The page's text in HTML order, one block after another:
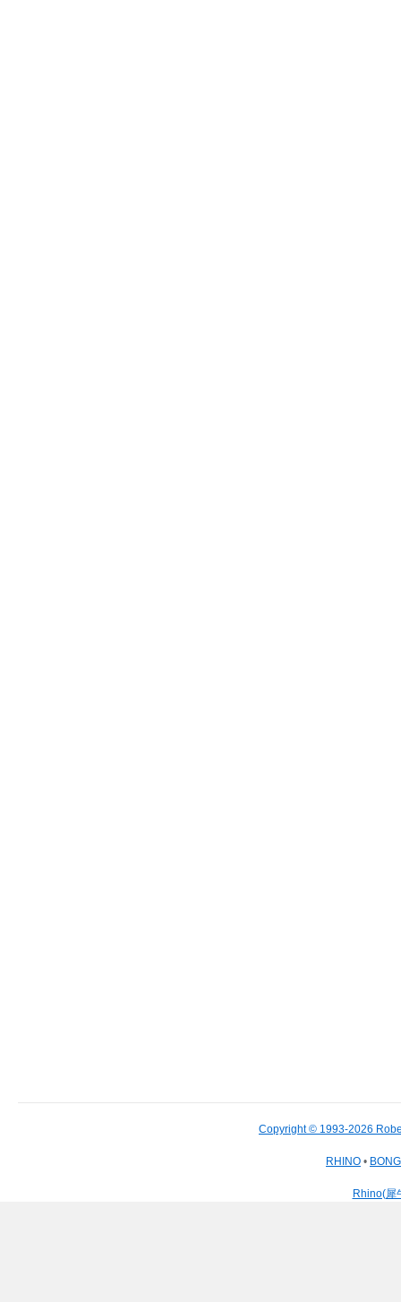
Copyright © 1993-2026
RHINO •
Rhino(犀